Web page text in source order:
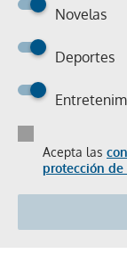
Novelas
Deportes
Acepta las
protección de